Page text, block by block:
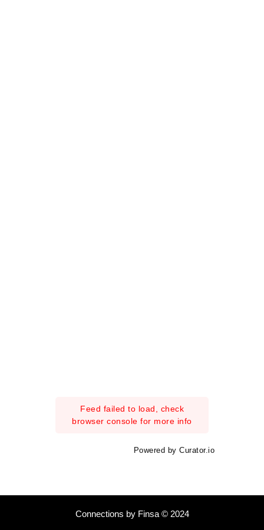
Feed failed to load, check
browser console for more info
Powered by Curator.io
Connections by Finsa © 2024